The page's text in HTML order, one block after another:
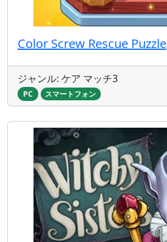
Color Screw Rescue Puzzle
ジャンル: ケア マッチ3
PC スマートフォン